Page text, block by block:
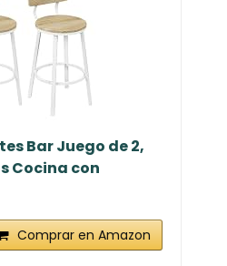
Bar Juego de 2,
Cocina con
Comprar en Amazon